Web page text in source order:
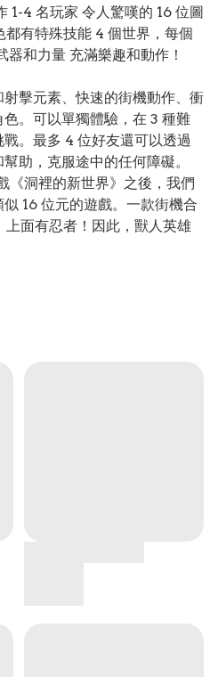
1-4 名玩家 令人驚嘆的 16 位圖
有特殊技能 4 個世界，每個
和力量 充滿樂趣和動作！
射擊元素、快速的街機動作、衝
。可以單獨體驗，在 3 種難
。最多 4 位好友還可以透過
助，克服途中的任何障礙。
《洞裡的新世界》之後，我們
16 位元的遊戲。一款街機合
面有忍者！因此，獸人英雄